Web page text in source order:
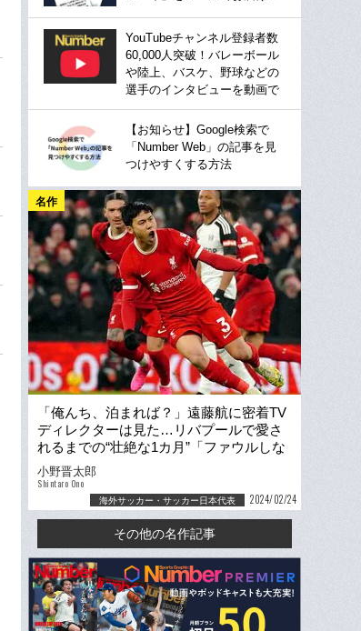
YouTubeチャンネル登録者数
60,000人突破！バレーボール
や陸上、バスケ、野球などの
選手のインタビューを動画で
【お知らせ】Google検索で
「Number Web」の記事を見
つけやすくする方法
名作
「俺んち、泊まれば？」遠藤航に密着TV
ディレクターは見た…リバプールで愛さ
れるまでの“壮絶な1カ月”「ファウルしな
いとかあり得ない」
小野晋太郎
Shintaro Ono
海外サッカー・サッカー日本代表 2024/02/24
その他の名作記事